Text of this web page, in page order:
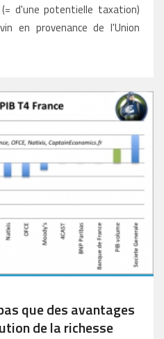
d'une potentielle taxation)
en provenance de l'Union
que des avantages
de la richesse